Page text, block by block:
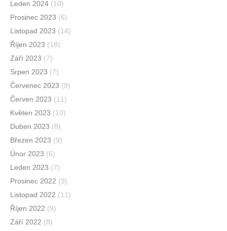
Leden 2024 (10)
Prosinec 2023 (6)
Listopad 2023 (14)
Říjen 2023 (18)
Září 2023 (7)
Srpen 2023 (7)
Červenec 2023 (9)
Červen 2023 (11)
Květen 2023 (10)
Duben 2023 (8)
Březen 2023 (9)
Únor 2023 (6)
Leden 2023 (7)
Prosinec 2022 (9)
Listopad 2022 (11)
Říjen 2022 (9)
Září 2022 (8)